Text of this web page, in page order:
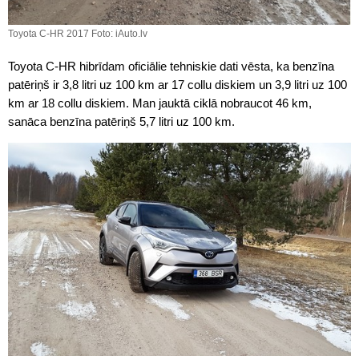
Toyota C-HR 2017 Foto: iAuto.lv
Toyota C-HR hibrīdam oficiālie tehniskie dati vēsta, ka benzīna
patēriņš ir 3,8 litri uz 100 km ar 17 collu diskiem un 3,9 litri uz 100
km ar 18 collu diskiem. Man jauktā ciklā nobraucot 46 km,
sanāca benzīna patēriņš 5,7 litri uz 100 km.